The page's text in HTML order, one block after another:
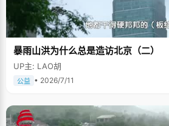
暴雨山洪为什么总是造访北京（二）
UP主: LAO胡
公益 • 2026/7/11